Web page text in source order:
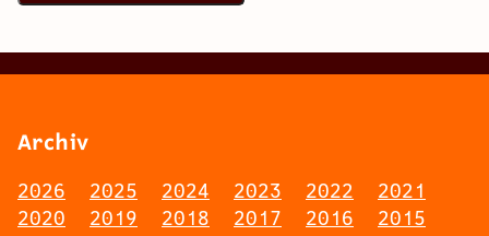
Archiv
2026 2025 2024 2023 2022
2021
2020
2019 2018 2017 2016
2015